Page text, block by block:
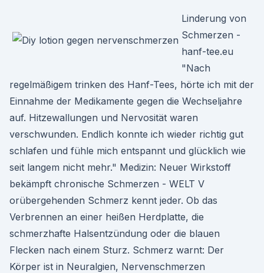
Linderung von
Schmerzen -
hanf-tee.eu
"Nach
regelmäßigem trinken des Hanf-Tees, hörte ich mit der
Einnahme der Medikamente gegen die Wechseljahre
auf. Hitzewallungen und Nervosität waren
verschwunden. Endlich konnte ich wieder richtig gut
schlafen und fühle mich entspannt und glücklich wie
seit langem nicht mehr." Medizin: Neuer Wirkstoff
bekämpft chronische Schmerzen - WELT V
orübergehenden Schmerz kennt jeder. Ob das
Verbrennen an einer heißen Herdplatte, die
schmerzhafte Halsentzündung oder die blauen
Flecken nach einem Sturz. Schmerz warnt: Der
Körper ist in Neuralgien, Nervenschmerzen